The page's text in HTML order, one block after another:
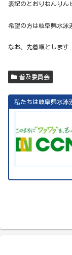
表記のとおりねんりん
希望の方は岐阜県水泳
なお、先着順とします
普及委員会
私たちは岐阜県水泳